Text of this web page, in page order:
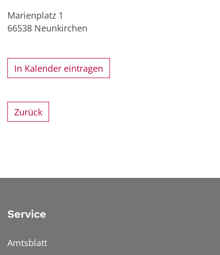
Marienplatz 1
66538 Neunkirchen
In Kalender eintragen
Zurück
Service
Amtsblatt